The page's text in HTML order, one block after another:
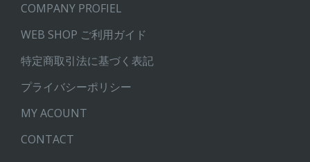
COMPANY PROFIEL
WEB SHOP ご利用ガイド
特定商取引法に基づく表記
プライバシーポリシー
MY ACOUNT
CONTACT